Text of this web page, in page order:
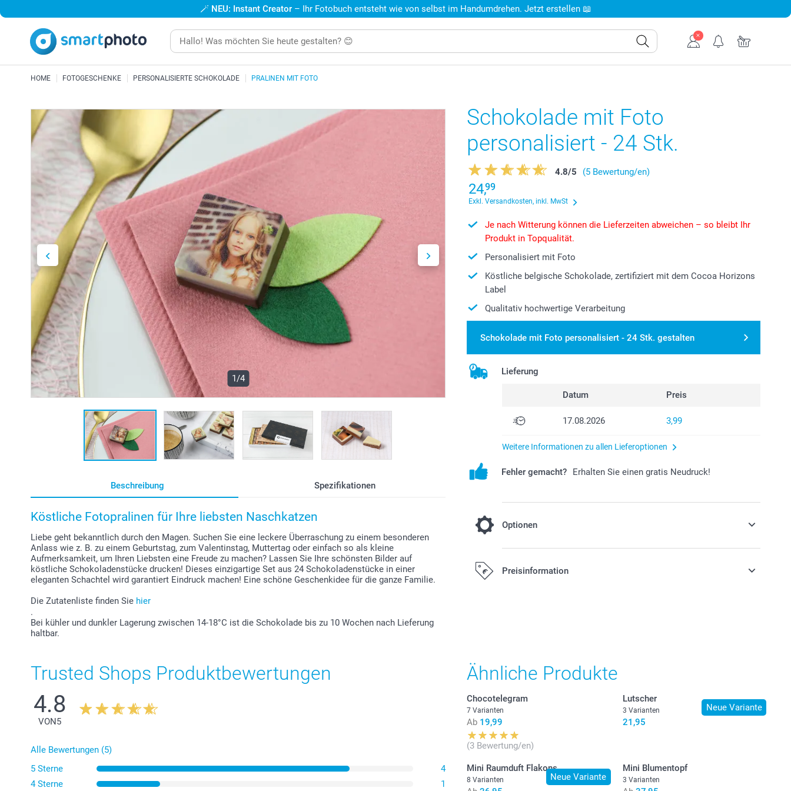
🪄 NEU: Instant Creator – Ihr Fotobuch entsteht wie von selbst im Handumdrehen. Jetzt erstellen 📖
HOME FOTOGESCHENKE PERSONALISIERTE SCHOKOLADE PRALINEN MIT FOTO
1/4
Beschreibung Spezifikationen
Köstliche Fotopralinen für Ihre liebsten Naschkatzen
Liebe geht bekanntlich durch den Magen. Suchen Sie eine leckere Überraschung zu einem besonderen
Anlass wie z. B. zu einem Geburtstag, zum Valentinstag, Muttertag oder einfach so als kleine
Aufmerksamkeit, um Ihren Liebsten eine Freude zu machen? Lassen Sie Ihre schönsten Bilder auf
köstliche Schokoladenstücke drucken! Dieses einzigartige Set aus 24 Schokoladenstücke in einer
eleganten Schachtel wird garantiert Eindruck machen! Eine schöne Geschenkidee für die ganze Familie.
Die Zutatenliste finden Sie hier
.
Bei kühler und dunkler Lagerung zwischen 14-18°C ist die Schokolade bis zu 10 Wochen nach Lieferung
haltbar.
Schokolade mit Foto
personalisiert - 24 Stk.
4.8/5 (5 Bewertung/en)
24,99
Exkl. Versandkosten, inkl. MwSt
Je nach Witterung können die Lieferzeiten abweichen – so bleibt Ihr
Produkt in Topqualität.
Personalisiert mit Foto
Köstliche belgische Schokolade, zertifiziert mit dem Cocoa Horizons
Label
Qualitativ hochwertige Verarbeitung
Schokolade mit Foto personalisiert - 24 Stk. gestalten
Lieferung
Datum Preis
17.08.2026 3,99
Weitere Informationen zu allen Lieferoptionen
Fehler gemacht? Erhalten Sie einen gratis Neudruck!
Optionen
Sommerliche Temperaturen?
Preisinformation
Trusted Shops Produktbewertungen
4.8
VON5
Alle Bewertungen (5)
5 Sterne
4
4 Sterne
1
Ähnliche Produkte
Chocotelegram
7 Varianten
Ab 19,99
(3 Bewertung/en)
Neue Variante
Lutscher
3 Varianten
21,95
Neue Variante
Mini Raumduft Flakons
8 Varianten
Mini Blumentopf
3 Varianten